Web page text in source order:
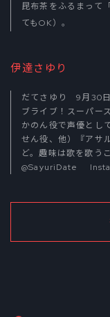
昆布茶をふるまって
てもOK）。
伊達さゆり
だてさゆり 9月30
ブライブ！スーパー
かのん役で声優とし
せん役、他）『アサ
ど。趣味は歌を歌う
@SayuriDate